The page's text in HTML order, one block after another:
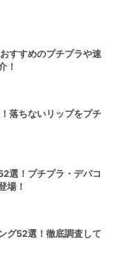
すすめのプチプラや速
！
落ちないリップをプチ
選！プチプラ・デパコ
場！
グ52選！徹底調査して